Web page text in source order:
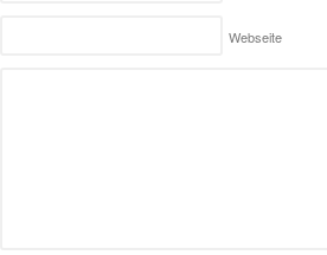
Webseite